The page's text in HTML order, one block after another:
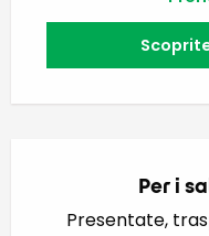
Per i
Presentate,